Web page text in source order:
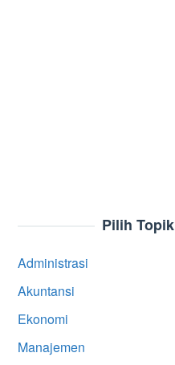
Pilih Topik
Administrasi
Akuntansi
Ekonomi
Manajemen